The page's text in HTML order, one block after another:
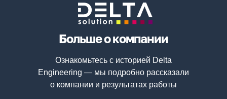
Больше о компании
Ознакомьтесь с историей Delta
Engineering — мы подробно рассказали
о компании и результатах работы